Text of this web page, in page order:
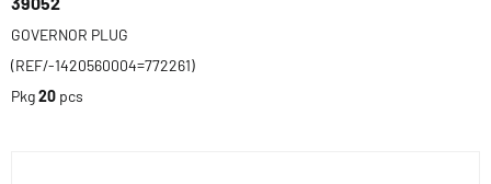
GOVERNOR PLUG
(REF/-1420560004=772261)
Pkg20 pcs